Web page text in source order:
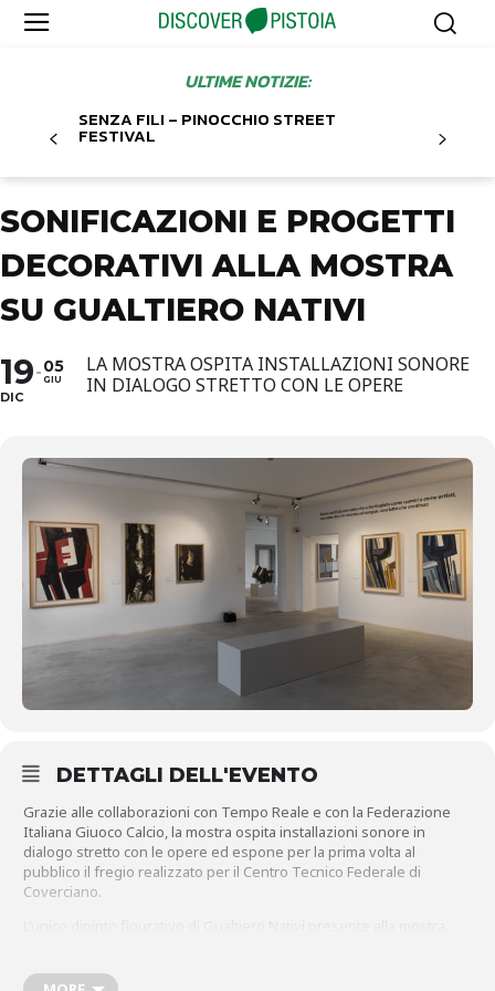
ULTIME NOTIZIE:
SENZA FILI – PINOCCHIO STREET
FESTIVAL
SONIFICAZIONI E PROGETTI
DECORATIVI ALLA MOSTRA
SU GUALTIERO NATIVI
19
DIC
05
GIU
LA MOSTRA OSPITA INSTALLAZIONI SONORE
IN DIALOGO STRETTO CON LE OPERE
DETTAGLI DELL'EVENTO
Grazie alle collaborazioni con Tempo Reale e con la Federazione
Italiana Giuoco Calcio, la mostra ospita installazioni sonore in
dialogo stretto con le opere ed espone per la prima volta al
pubblico il fregio realizzato per il Centro Tecnico Federale di
Coverciano.
Nella nicchia si diffonde la voce dell’artista grazie alla prima delle